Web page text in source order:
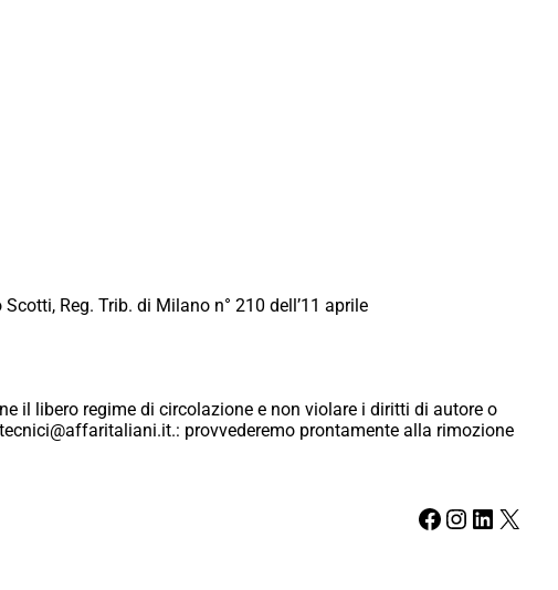
Reg. Trib. di Milano n° 210 dell’11 aprile
il libero regime di circolazione e non violare i diritti di autore o
provvederemo prontamente alla rimozione
Facebook Instagram LinkedIn X